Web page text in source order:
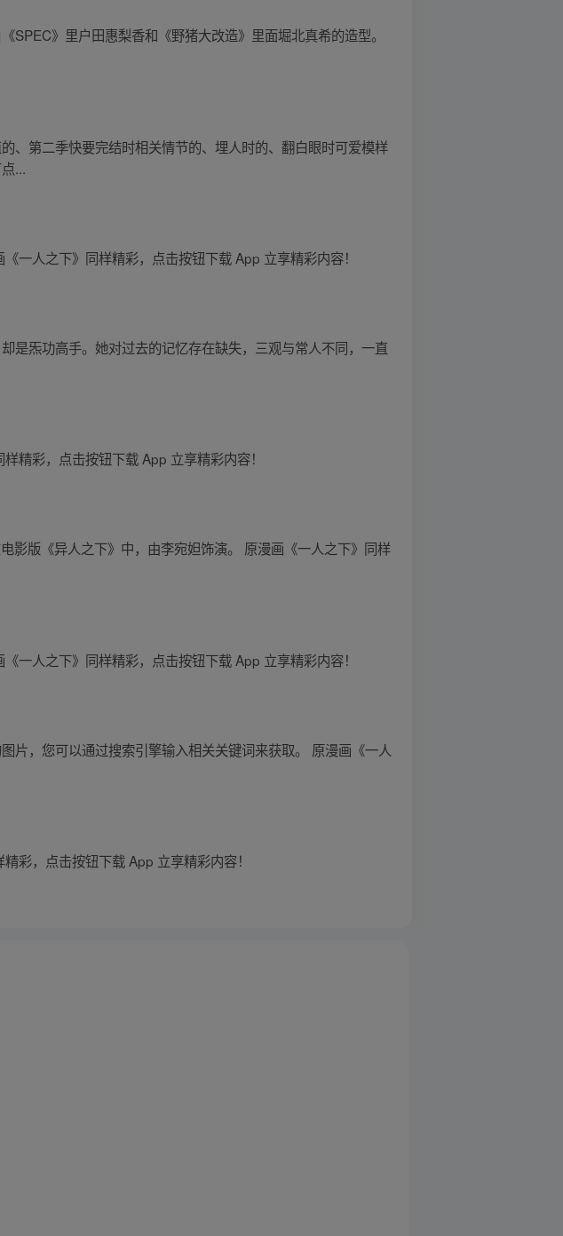
》里户田惠梨香和《野猪大改造》里面堀北真希的造型。
、第二季快要完结时相关情节的、埋人时的、翻白眼时可爱模样
...
一人之下》同样精彩，点击按钮下载 App 立享精彩内容！
是炁功高手。她对过去的记忆存在缺失，三观与常人不同，一直
精彩，点击按钮下载 App 立享精彩内容！
影版《异人之下》中，由李宛妲饰演。 原漫画《一人之下》同样
一人之下》同样精彩，点击按钮下载 App 立享精彩内容！
片，您可以通过搜索引擎输入相关关键词来获取。 原漫画《一人
彩，点击按钮下载 App 立享精彩内容！